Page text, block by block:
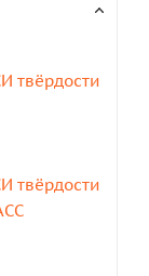
твёрдости
твёрдости